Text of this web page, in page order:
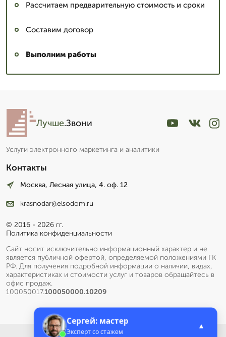
Рассчитаем предварительную стоимость и сроки
Составим договор
Выполним работы
Лучше.Звони
Услуги электронного маркетинга и аналитики
Контакты
Москва, Лесная улица, 4. оф. 12
krasnodar@elsodom.ru
© 2016 - 2026 гг.
Политика конфиденциальности
Сайт носит исключительно информационный характер и не
является публичной офертой, определяемой положениями ГК
РФ. Для получения подробной информации о наличии, видах,
характеристиках и стоимости услуг и товаров обращайтесь в
офис продаж.
100050017.100050000.10209
Сергей: мастер
Эксперт со стажем
▲